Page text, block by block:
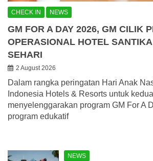
CHECK IN NEWS
GM FOR A DAY 2026, GM CILIK
OPERASIONAL HOTEL
SEHARI
2 August 2026
Dalam rangka peringatan Hari Anak
Indonesia Hotels & Resorts untuk
menyelenggarakan program GM For A
program edukatif
NEWS